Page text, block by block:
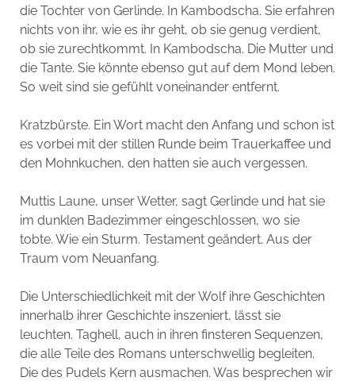
die Tochter von Gerlinde. In Kambodscha. Sie erfahren
nichts von ihr, wie es ihr geht, ob sie genug verdient,
ob sie zurechtkommt. In Kambodscha. Die Mutter und
die Tante. Sie könnte ebenso gut auf dem Mond leben.
So weit sind sie gefühlt voneinander entfernt.
Kratzbürste. Ein Wort macht den Anfang und schon ist
es vorbei mit der stillen Runde beim Trauerkaffee und
den Mohnkuchen, den hatten sie auch vergessen.
Muttis Laune, unser Wetter, sagt Gerlinde und hat sie
im dunklen Badezimmer eingeschlossen, wo sie
tobte. Wie ein Sturm. Testament geändert. Aus der
Traum vom Neuanfang.
Die Unterschiedlichkeit mit der Wolf ihre Geschichten
innerhalb ihrer Geschichte inszeniert, lässt sie
leuchten. Taghell, auch in ihren finsteren Sequenzen,
die alle Teile des Romans unterschwellig begleiten.
Die des Pudels Kern ausmachen. Was besprechen wir